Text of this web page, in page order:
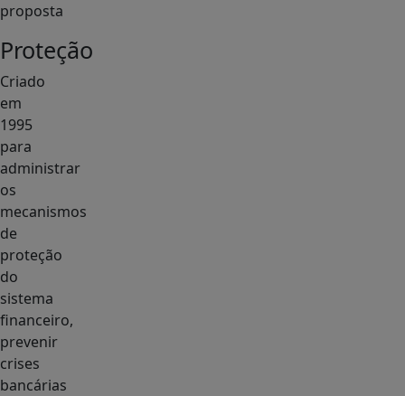
proposta
Proteção
Criado
em
1995
para
administrar
os
mecanismos
de
proteção
do
sistema
financeiro,
prevenir
crises
bancárias